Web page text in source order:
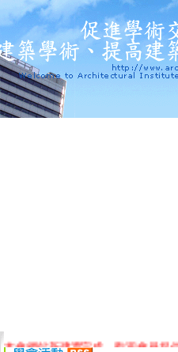
本會網站新建置完成，歡迎會員提